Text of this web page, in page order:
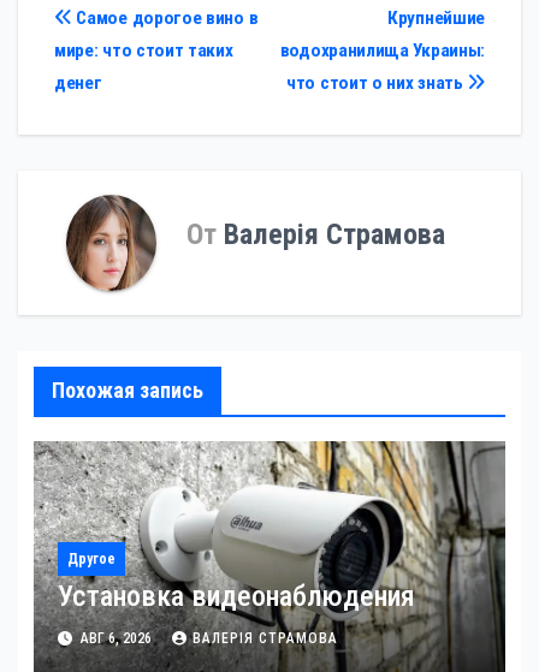
Навигация
по
записям
Крупнейшие
водохранилища Украины:
что стоит о них знать
Самое дорогое вино в
мире: что стоит таких
денег
От Валерія Страмова
Похожая запись
Другое
Установка видеонаблюдения
АВГ 6, 2026 ВАЛЕРІЯ СТРАМОВА